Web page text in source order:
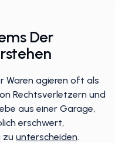
Der
Waren agieren oft als
Rechtsverletzern und
aus einer Garage,
erschwert,
zu unterscheiden.